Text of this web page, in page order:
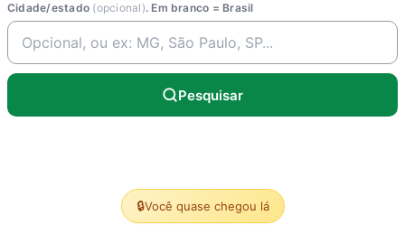
Cidade/estado (opcional). Em branco = Brasil
Pesquisar
🔒Você quase chegou lá